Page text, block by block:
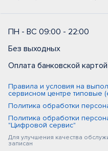
ПН - ВС 09:00 - 22:00
Без выходных
Оплата банковской картой
Правила и условия на
сервисном центре типовые
Политика обработки
Политика обработки
"Цифровой сервис"
Для улучшения качества
записан